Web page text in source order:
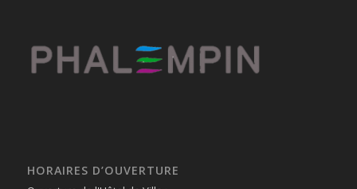
HORAIRES D’OUVERTURE